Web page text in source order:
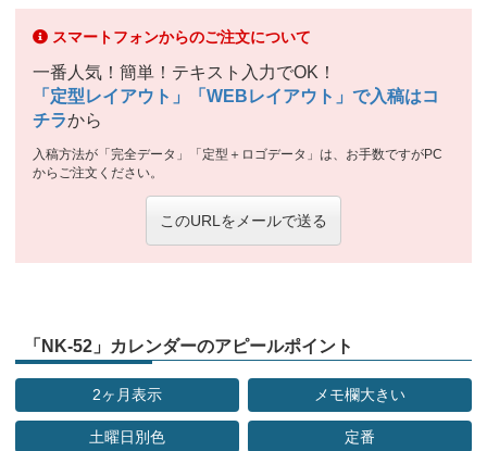
スマートフォンからのご注文について
一番人気！簡単！テキスト入力でOK！
「定型レイアウト」「WEBレイアウト」で入稿はコ
チラから
入稿方法が「完全データ」「定型＋ロゴデータ」は、お手数ですがPC
からご注文ください。
このURLをメールで送る
「NK-52」カレンダーのアピールポイント
2ヶ月表示 メモ欄大きい
土曜日別色 定番